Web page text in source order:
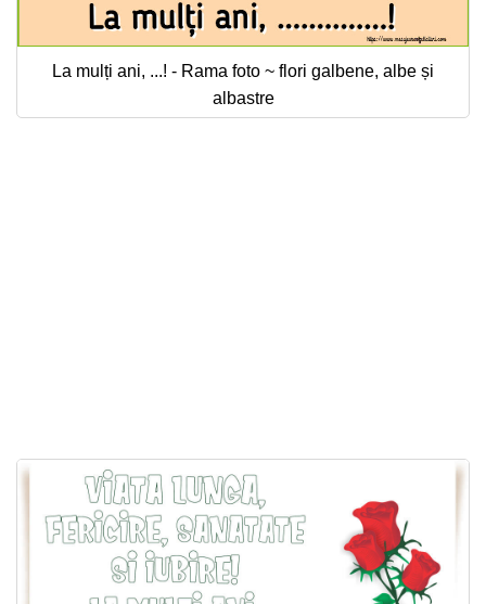
La mulți ani, ...! - Rama foto ~ flori galbene, albe și
albastre